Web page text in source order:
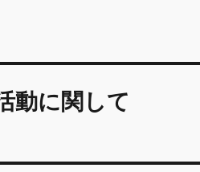
動に関して